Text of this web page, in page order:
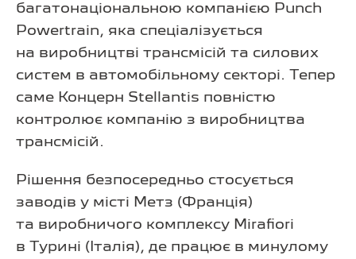
багатонаціональною компанією Punch
Powertrain, яка спеціалізується
на виробництві трансмісій та силових
систем в автомобільному секторі. Тепер
саме Концерн Stellantis повністю
контролює компанію з виробництва
трансмісій.
Рішення безпосередньо стосується
заводів у місті Метз (Франція)
та виробничого комплексу Mirafiori
в Турині (Італія), де працює в минулому